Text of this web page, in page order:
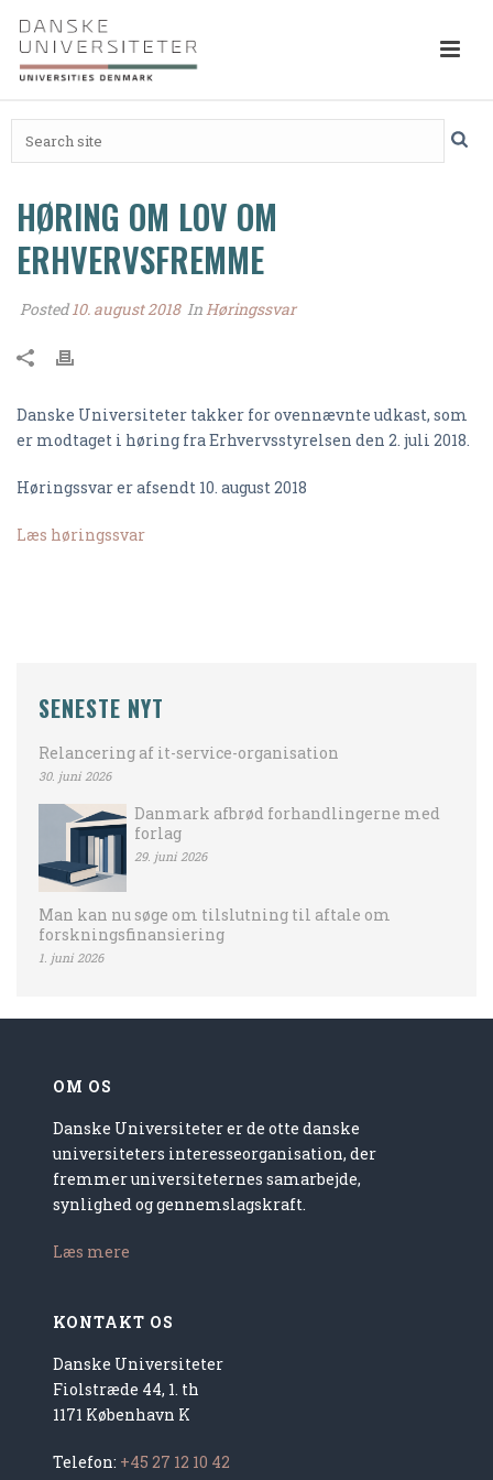
HØRING OM LOV OM
ERHVERVSFREMME
Posted10. august 2018 InHøringssvar
Danske Universiteter takker for ovennævnte udkast, som
er modtaget i høring fra Erhvervsstyrelsen den 2. juli 2018.
Høringssvar er afsendt 10. august 2018
Læs høringssvar
SENESTE NYT
Relancering af it-service-organisation
30. juni 2026
Danmark afbrød forhandlingerne med
forlag
29. juni 2026
Man kan nu søge om tilslutning til aftale om
forskningsfinansiering
1. juni 2026
OM OS
Danske Universiteter er de otte danske
universiteters interesseorganisation, der
fremmer universiteternes samarbejde,
synlighed og gennemslagskraft.
Læs mere
KONTAKT OS
Danske Universiteter
Fiolstræde 44, 1. th
1171 København K
Telefon: +45 27 12 10 42